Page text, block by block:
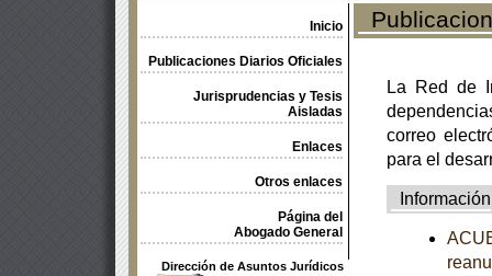
Inicio
Publicaciones Diarios Oficiales
Jurisprudencias y Tesis
Aisladas
Enlaces
Otros enlaces
Página del
Abogado General
Dirección de Asuntos Jurídicos
La Red de
correo
para el
Información